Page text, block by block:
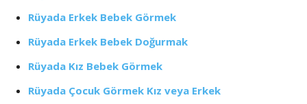
Rüyada Erkek Bebek Görmek
Rüyada Erkek Bebek Doğurmak
Rüyada Kız Bebek Görmek
Rüyada Çocuk Görmek Kız veya Erkek